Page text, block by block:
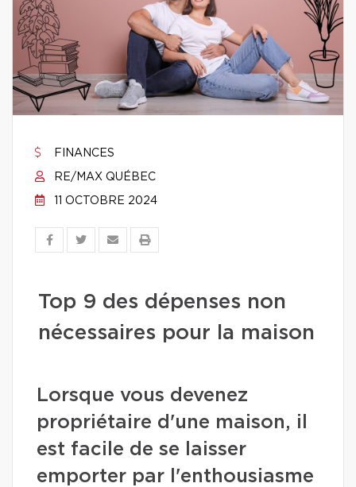
FINANCES
RE/MAX QUÉBEC
11 OCTOBRE 2024
Top 9 des dépenses non
nécessaires pour la maison
Lorsque vous devenez
propriétaire d'une maison, il
est facile de se laisser
emporter par l'enthousiasme